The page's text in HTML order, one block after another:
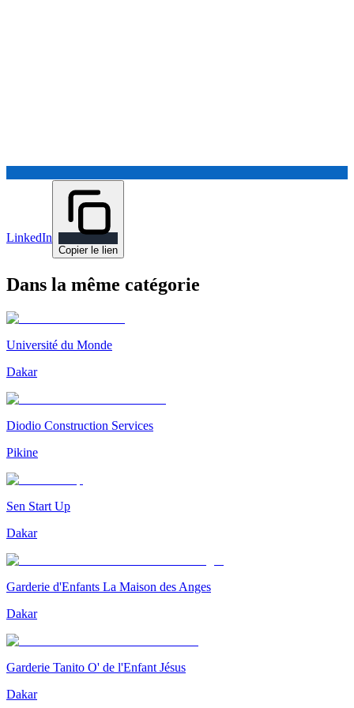
LinkedIn
Copier le lien
Dans la même catégorie
Université du Monde
Dakar
Diodio Construction Services
Pikine
Sen Start Up
Dakar
Garderie d'Enfants La Maison des Anges
Dakar
Garderie Tanito O' de l'Enfant Jésus
Dakar